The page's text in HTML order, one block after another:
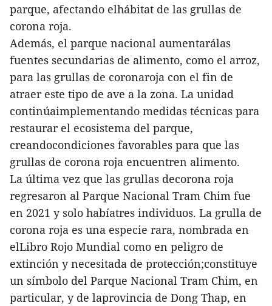
parque, afectando elhábitat de las grullas de
corona roja.
Además, el parque nacional aumentarálas
fuentes secundarias de alimento, como el arroz,
para las grullas de coronaroja con el fin de
atraer este tipo de ave a la zona. La unidad
continúaimplementando medidas técnicas para
restaurar el ecosistema del parque,
creandocondiciones favorables para que las
grullas de corona roja encuentren alimento.
La última vez que las grullas decorona roja
regresaron al Parque Nacional Tram Chim fue
en 2021 y solo habíatres individuos. La grulla de
corona roja es una especie rara, nombrada en
elLibro Rojo Mundial como en peligro de
extinción y necesitada de protección;constituye
un símbolo del Parque Nacional Tram Chim, en
particular, y de laprovincia de Dong Thap, en